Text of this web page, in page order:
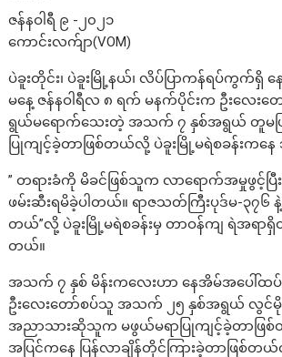
ဇန်နဝါရီ ၉ -၂၀၂၁
ကောင်းလက်ျာ(VOM)
ပဲခူးတိုင်း၊ ပဲခူးမြို့နယ်၊ လိပ်ပြာကန်ရပ်ကွက်ရှိ
မနေ့ ဇန်နဝါရီလ ၈ ရက် မနက်ပိုင်းက ဦးလေး
ရွယ်မရောက်သေးတဲ့ အသက် ၇ နှစ်အရွယ် တူမဖ
ပြုကျင့်ခဲ့တာဖြစ်တယ်လို့ ပဲခူးမြို့မရဲစခန်းကန
” တရားခံကို မိခင်ဖြစ်သူက လာရောက်အမှုဖွင့်ပြီ
ဖမ်းဆီးရမိခဲ့ပါတယ်။ ရာဇသတ်ကြီးပုဒ်မ-၃၇၆
တယ်”လို့ ပဲခူးမြို့မရဲစခန်းမှ တာဝန်ကျ ရဲအရာရှိတ
တယ်။
အသက် ၇ နှစ် မိန်းကလေးဟာ နေအိမ်အပေါ်ထပ်မှ
ဦးလေးတော်စပ်သူ အသက် ၂၅ နှစ်အရွယ် လွင်မို
အညာသားဆိုသူက မဖွယ်မရာပြုကျင့်ခဲ့တာဖြ
အပြင်ကနေ ပြန်လာချိန်တိုင်ကြားခဲ့တာဖြစ်